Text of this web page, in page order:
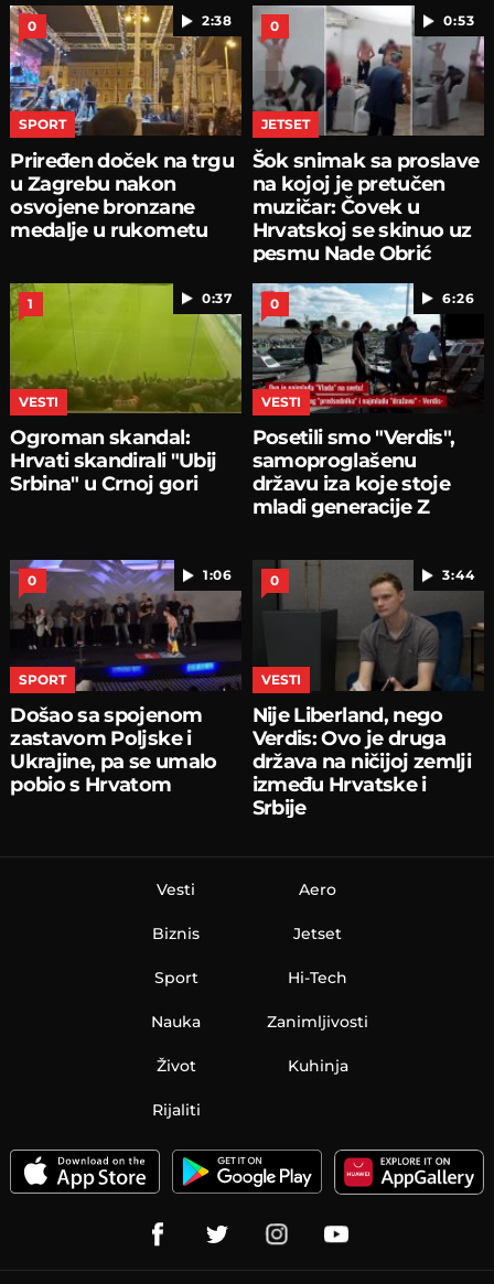
2:38
0
SPORT
Priređen doček na trgu
u Zagrebu nakon
osvojene bronzane
medalje u rukometu
0:53
0
JETSET
Šok snimak sa proslave
na kojoj je pretučen
muzičar: Čovek u
Hrvatskoj se skinuo uz
pesmu Nade Obrić
0:37
1
VESTI
Ogroman skandal:
Hrvati skandirali "Ubij
Srbina" u Crnoj gori
6:26
0
VESTI
Posetili smo "Verdis",
samoproglašenu
državu iza koje stoje
mladi generacije Z
1:06
0
SPORT
Došao sa spojenom
zastavom Poljske i
Ukrajine, pa se umalo
pobio s Hrvatom
3:44
0
VESTI
Nije Liberland, nego
Verdis: Ovo je druga
država na ničijoj zemlji
između Hrvatske i
Srbije
Vesti
Biznis
Sport
Nauka
Aero
Jetset
Hi-Tech
Zanimljivosti
Život Kuhinja
Rijaliti